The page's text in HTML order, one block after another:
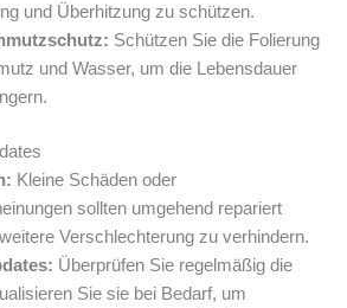
und Überhitzung zu schützen.
Schützen Sie die Folierung
und Wasser, um die Lebensdauer
Kleine Schäden oder
sollten umgehend repariert
Verschlechterung zu verhindern.
Überprüfen Sie regelmäßig die
Sie sie bei Bedarf, um